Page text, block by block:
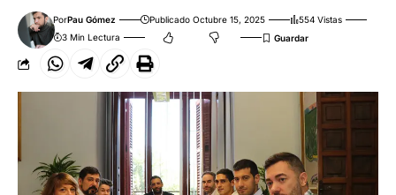
PorPau Gómez Publicado Octubre 15, 2025
554 Vistas
3 Min Lectura